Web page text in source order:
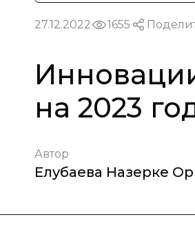
27.12.2022 1655
на 2023
Автор
Елубаева Назерке